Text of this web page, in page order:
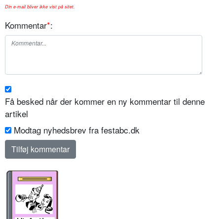
Din e-mail bliver ikke vist på sitet.
Kommentar*:
Få besked når der kommer en ny kommentar til denne
artikel
Modtag nyhedsbrev fra festabc.dk